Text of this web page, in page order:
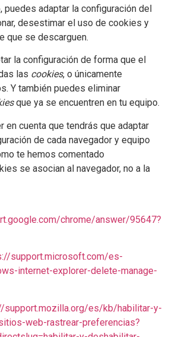
puedes adaptar la configuración del
desestimar el uso de cookies y
que se descarguen.
la configuración de forma que el
las cookies, o únicamente
Y también puedes eliminar
que ya se encuentren en tu equipo.
en cuenta que tendrás que adaptar
de cada navegador y equipo
te hemos comentado
se asocian al navegador, no a la
chrome/answer/95647?
support.microsoft.com/es-
internet-explorer-delete-manage-
support.mozilla.org/es/kb/habilitar-y-
web-rastrear-preferencias?